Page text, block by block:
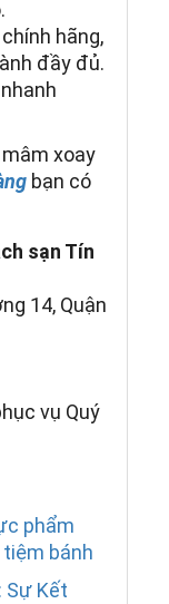
hãng,
đầy đủ.
xoay
bạn có
sạn Tín
14, Quận
vụ Quý
phẩm
tiệm bánh
Sự Kết